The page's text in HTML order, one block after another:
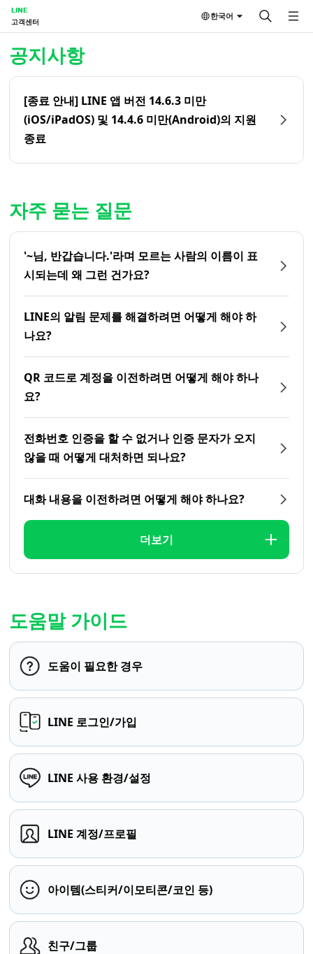
LINE
고객센터
한국어
공지사항
[종료 안내] LINE 앱 버전 14.6.3 미만
(iOS/iPadOS) 및 14.4.6 미만(Android)의 지원
종료
자주 묻는 질문
'~님, 반갑습니다.'라며 모르는 사람의 이름이 표
시되는데 왜 그런 건가요?
LINE의 알림 문제를 해결하려면 어떻게 해야 하
나요?
QR 코드로 계정을 이전하려면 어떻게 해야 하나
요?
전화번호 인증을 할 수 없거나 인증 문자가 오지
않을 때 어떻게 대처하면 되나요?
대화 내용을 이전하려면 어떻게 해야 하나요?
더보기
도움말 가이드
도움이 필요한 경우
LINE 로그인/가입
LINE 사용 환경/설정
LINE 계정/프로필
아이템(스티커/이모티콘/코인 등)
친구/그룹